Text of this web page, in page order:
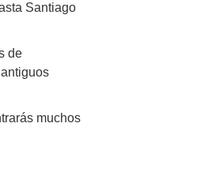
Santiago
de
muchos